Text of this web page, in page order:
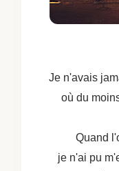
Je n'avais
où du
Quand
je n'ai pu